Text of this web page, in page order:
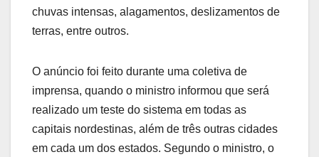
chuvas intensas, alagamentos, deslizamentos de
terras, entre outros.
O anúncio foi feito durante uma coletiva de
imprensa, quando o ministro informou que será
realizado um teste do sistema em todas as
capitais nordestinas, além de três outras cidades
em cada um dos estados. Segundo o ministro, o